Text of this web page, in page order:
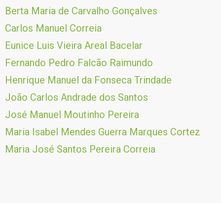
Berta Maria de Carvalho Gonçalves
Carlos Manuel Correia
Eunice Luis Vieira Areal Bacelar
Fernando Pedro Falcão Raimundo
Henrique Manuel da Fonseca Trindade
João Carlos Andrade dos Santos
José Manuel Moutinho Pereira
Maria Isabel Mendes Guerra Marques Cortez
Maria José Santos Pereira Correia